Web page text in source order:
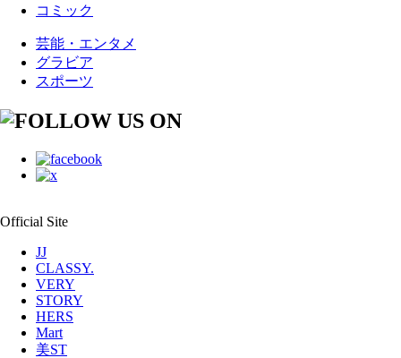
コミック
芸能・エンタメ
グラビア
スポーツ
Official Site
JJ
CLASSY.
VERY
STORY
HERS
Mart
美ST